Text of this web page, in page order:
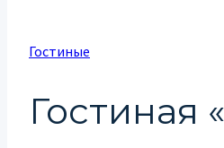
Гостиные
Гостиная